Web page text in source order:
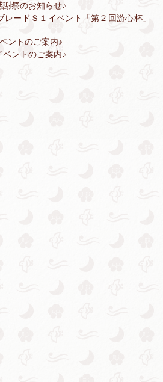
謝祭のお知らせ♪
レードＳ１イベント「第２回游心杯」
ントのご案内♪
ベントのご案内♪